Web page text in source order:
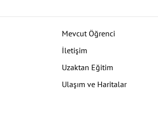
Mevcut Öğrenci
İletişim
Uzaktan Eğitim
Ulaşım ve Haritalar